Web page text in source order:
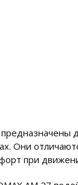
Они
при